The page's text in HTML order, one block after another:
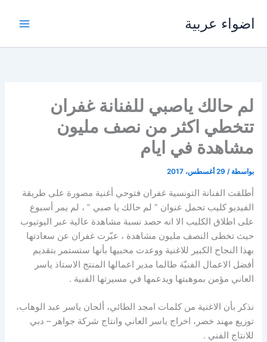
اضواء عربية
لم حالك ياصبي للفنانة غفران
تتخطي اكثر من نصف مليون
مشاهدة في ايام
بواسطة / 29 أغسطس، 2017
أطلقت الفنانة التونسية غفران فتوحي أغنية مصورة على طريقة
الفيديو كليب تحمل عنوان ” لم حالك يا صبي ” ، لم يمر أسبوع
على اطلاق الكليب الا انه حصد نسبة مشاهدة عالية عبر اليوتيوب
حيث تخطى النصف مليون مشاهدة ، عبّرت غفران عن سعادتها
بهذا النجاح الكبير للاغنية ووعدت محبيها بأنها ستستمر بتقديم
أفضل الاعمال الفنيّة طالما مدير اعمالها المنتج الاستاذ ياسر
العاني مؤمن بموهبتها ويدعمها في مسيرتها الفنية .
نذكر بأن الاغنية من كلمات امجد الطائي، ألحان ياسر عبد الوهاب،
توزيع مهند خضر، اخراج ياسر العاني وانتاج شركة جواهر – دبي
للانتاج الفني .